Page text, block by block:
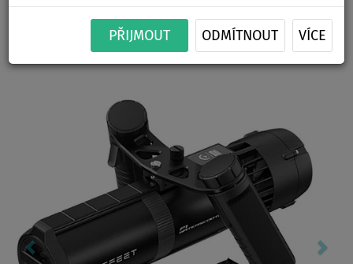
PŘIJMOUT ODMÍTNOUT VÍCE
- sada: základní